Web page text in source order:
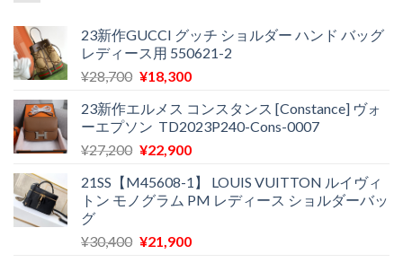
23新作GUCCI グッチ ショルダー ハンド バッグ
レディース用 550621-2
¥28,700 元
価
格
は
で
し
¥18,300現
の
価
格
¥18,300
で
23新作エルメス コンスタンス [Constance] ヴォ
ーエプソン TD2023P240-Cons-0007
¥27,200 元
価
格
¥27,200
¥22,900現
の
価
は
21SS【M45608-1】 LOUIS VUITTON ルイヴィ
トン モノグラム PM レディース ショルダーバッ
グ
¥30,400 元
¥21,900現